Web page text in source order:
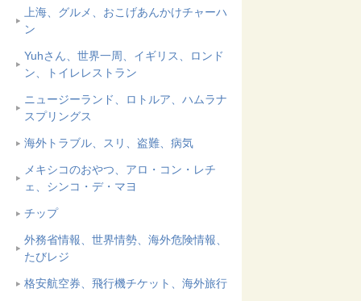
上海、グルメ、おこげあんかけチャーハ
ン
Yuhさん、世界一周、イギリス、ロンド
ン、トイレレストラン
ニュージーランド、ロトルア、ハムラナ
スプリングス
海外トラブル、スリ、盗難、病気
メキシコのおやつ、アロ・コン・レチ
ェ、シンコ・デ・マヨ
チップ
外務省情報、世界情勢、海外危険情報、
たびレジ
格安航空券、飛行機チケット、海外旅行